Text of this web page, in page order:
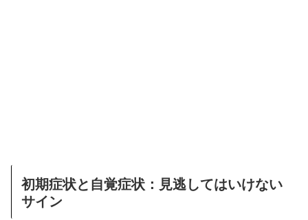
初期症状と自覚症状：見逃してはいけない
サイン